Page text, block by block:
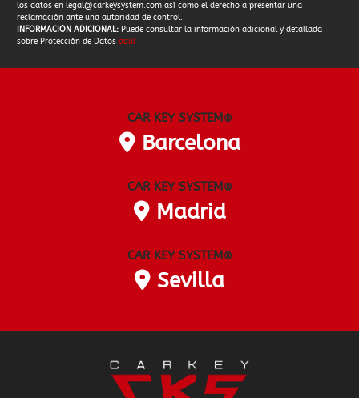
los datos en legal@carkeysystem.com así como el derecho a presentar una
reclamación ante una autoridad de control.
INFORMACIÓN ADICIONAL: Puede consultar la información adicional y detallada
sobre Protección de Datos aquí
CAR KEY SYSTEM®
Barcelona
CAR KEY SYSTEM®
Madrid
CAR KEY SYSTEM®
Sevilla